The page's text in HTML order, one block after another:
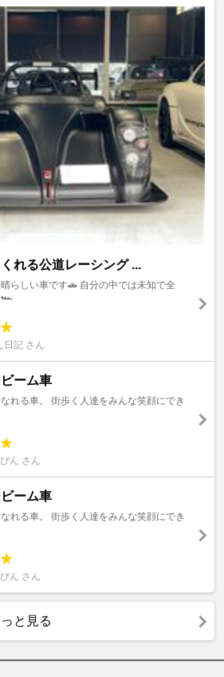
れる公道レーシング ...
らしい車です🚗 自分の中では未知で全
🏎
日記 さん
ーム車
れる車。 街歩く人達をみんな笑顔にでき
ん さん
ーム車
れる車。 街歩く人達をみんな笑顔にでき
ん さん
と見る